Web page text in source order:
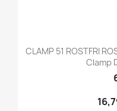
CLAMP 51 ROSTFRI
Clamp